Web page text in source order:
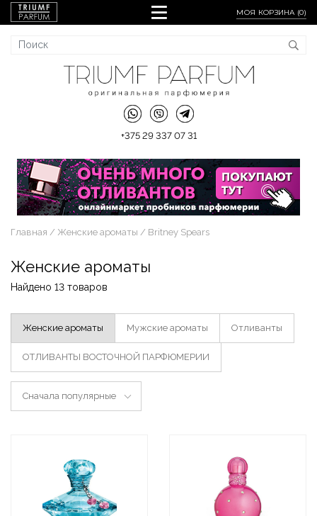
МОЯ КОРЗИНА (0)
+375 29 337 07 31
Главная Женские ароматы Britney Spears
Женские ароматы
Найдено 13 товаров
Женские ароматы Мужские ароматы Отливанты
ОТЛИВАНТЫ ВОСТОЧНОЙ ПАРФЮМЕРИИ
Сначала популярные